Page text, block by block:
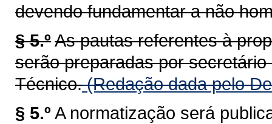
devendo fundamentar a não
§ 5.ºAs pautas referentes à
serão preparadas por
Técnico.(Redação dada pelo
§ 5.º A normatização será